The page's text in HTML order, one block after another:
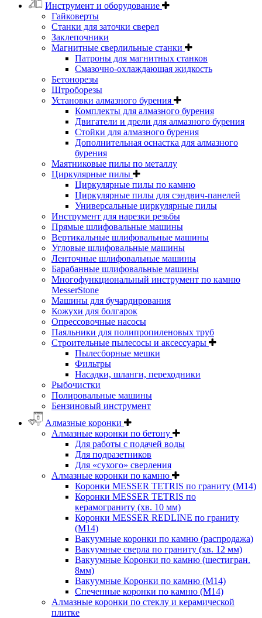
Инструмент и оборудование
Гайковерты
Станки для заточки сверел
Заклепочники
Магнитные сверлильные станки
Патроны для магнитных станков
Смазочно-охлаждающая жидкость
Бетонорезы
Штроборезы
Установки алмазного бурения
Комплекты для алмазного бурения
Двигатели и дрели для алмазного бурения
Стойки для алмазного бурения
Дополнительная оснастка для алмазного
бурения
Маятниковые пилы по металлу
Циркулярные пилы
Циркулярные пилы по камню
Циркулярные пилы для сэндвич-панелей
Универсальные циркулярные пилы
Инструмент для нарезки резьбы
Прямые шлифовальные машины
Вертикальные шлифовальные машины
Угловые шлифовальные машины
Ленточные шлифовальные машины
Барабанные шлифовальные машины
Многофункциональный инструмент по камню
MesserStone
Машины для бучардирования
Кожухи для болгарок
Опрессовочные насосы
Паяльники для полипропиленовых труб
Строительные пылесосы и аксессуары
Пылесборные мешки
Фильтры
Насадки, шланги, переходники
Рыбочистки
Полировальные машины
Бензиновый инструмент
Алмазные коронки
Алмазные коронки по бетону
Для работы с подачей воды
Для подразетников
Для «сухого» сверления
Алмазные коронки по камню
Коронки MESSER TETRIS по граниту (М14)
Коронки MESSER TETRIS по
керамограниту (хв. 10 мм)
Коронки MESSER REDLINE по граниту
(М14)
Вакуумные коронки по камню (распродажа)
Вакуумные сверла по граниту (хв. 12 мм)
Вакуумные Коронки по камню (шестигран.
8мм)
Вакуумные Коронки по камню (M14)
Спеченные коронки по камню (M14)
Алмазные коронки по стеклу и керамической
плитке